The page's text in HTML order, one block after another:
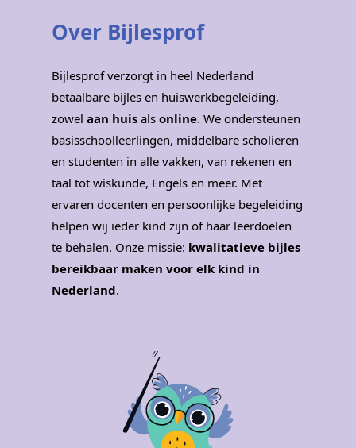
Over Bijlesprof
Bijlesprof verzorgt in heel Nederland
betaalbare bijles en huiswerkbegeleiding,
zowel aan huisals online. We ondersteunen
basisschoolleerlingen, middelbare scholieren
en studenten in alle vakken, van rekenen en
taal tot wiskunde, Engels en meer. Met
ervaren docenten en persoonlijke begeleiding
helpen wij ieder kind zijn of haar leerdoelen
te behalen. Onze missie: kwalitatieve bijles
bereikbaar maken voor elk kind in
Nederland.